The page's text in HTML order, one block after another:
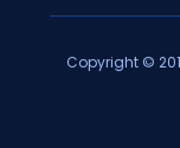
Copyright ©